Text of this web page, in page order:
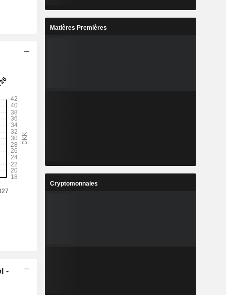
-
Matières Premières
Cryptomonnaies